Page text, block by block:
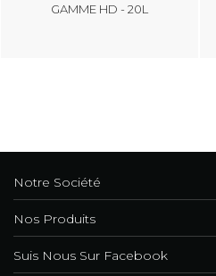
GAMME HD - 20L
Notre Société
Nos Produits
Suis Nous Sur Facebook